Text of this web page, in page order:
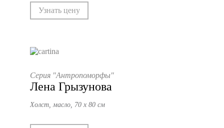
Узнать цену
Серия "Антропоморфы"
Лена Грызунова
Холст, масло, 70 х 80 см